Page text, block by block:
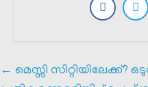
← മെസ്സി സിറ്റിയിലേക്ക്?